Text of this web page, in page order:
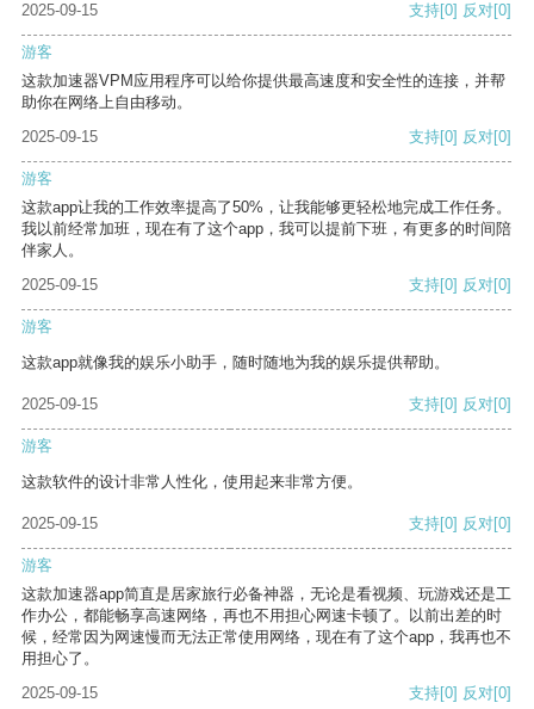
2025-09-15 支持[0] 反对[0]
游客
这款加速器VPM应用程序可以给你提供最高速度和安全性的连接，并帮
助你在网络上自由移动。
2025-09-15
支持[0] 反对[0]
游客
这款app让我的工作效率提高了50%，让我能够更轻松地完成工作任务。
我以前经常加班，现在有了这个app，我可以提前下班，有更多的时间陪
伴家人。
2025-09-15
支持[0] 反对[0]
游客
这款app就像我的娱乐小助手，随时随地为我的娱乐提供帮助。
2025-09-15 支持[0] 反对[0]
游客
这款软件的设计非常人性化，使用起来非常方便。
2025-09-15 支持[0] 反对[0]
游客
这款加速器app简直是居家旅行必备神器，无论是看视频、玩游戏还是工
作办公，都能畅享高速网络，再也不用担心网速卡顿了。以前出差的时
候，经常因为网速慢而无法正常使用网络，现在有了这个app，我再也不
用担心了。
2025-09-15
支持[0] 反对[0]